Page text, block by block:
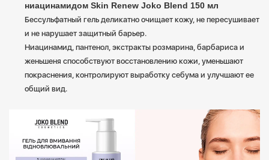
ниацинамидом Skin Renew Joko Blend 150 мл
Бессульфатный гель деликатно очищает кожу, не пересушивает
и не нарушает защитный барьер.
Ниацинамид, пантенол, экстракты розмарина, барбариса и
женьшеня способствуют восстановлению кожи, уменьшают
покраснения, контролируют выработку себума и улучшают ее
общий вид.